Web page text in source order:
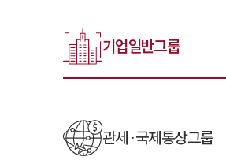
기업일반그룹
관세·국제통상그룹